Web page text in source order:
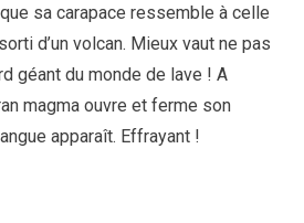
sa carapace ressemble à celle
d’un volcan. Mieux vaut ne pas
géant du monde de lave ! A
magma ouvre et ferme son
apparaît. Effrayant !